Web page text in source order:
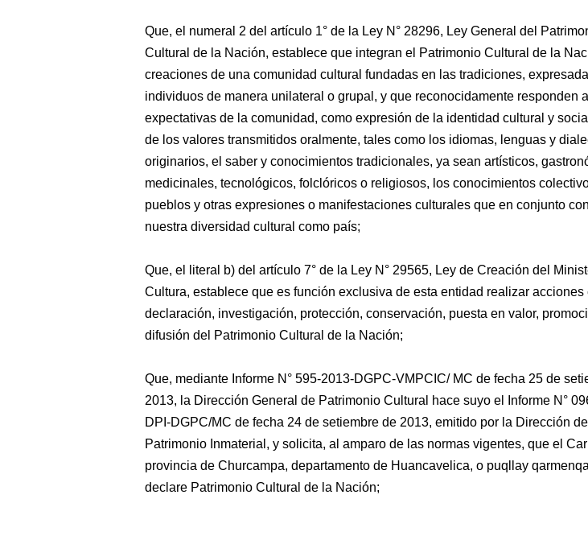
Que, el numeral 2 del artículo 1° de la Ley N° 28296, Ley General del
Cultural de la Nación, establece que integran el Patrimonio Cultural de la
creaciones de una comunidad cultural fundadas en las tradiciones,
individuos de manera unilateral o grupal, y que reconocidamente responden
expectativas de la comunidad, como expresión de la identidad cultural y
de los valores transmitidos oralmente, tales como los idiomas, lenguas y
originarios, el saber y conocimientos tradicionales, ya sean artísticos,
medicinales, tecnológicos, folclóricos o religiosos, los conocimientos
pueblos y otras expresiones o manifestaciones culturales que en conjunto
nuestra diversidad cultural como país;
Que, el literal b) del artículo 7° de la Ley N° 29565, Ley de Creación del
Cultura, establece que es función exclusiva de esta entidad realizar acciones
declaración, investigación, protección, conservación, puesta en valor,
difusión del Patrimonio Cultural de la Nación;
Que, mediante Informe N° 595-2013-DGPC-VMPCIC/ MC de fecha 25 de
2013, la Dirección General de Patrimonio Cultural hace suyo el Informe N°
DPI-DGPC/MC de fecha 24 de setiembre de 2013, emitido por la Dirección de
Patrimonio Inmaterial, y solicita, al amparo de las normas vigentes, que el
provincia de Churcampa, departamento de Huancavelica, o puqllay
declare Patrimonio Cultural de la Nación;